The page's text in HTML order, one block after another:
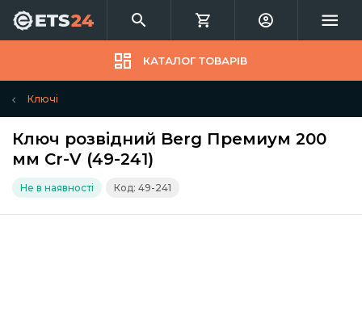
КАТАЛОГ ТОВАРІВ
Ключі
Ключ розвідний Berg Премиум 200
мм Cr-V (49-241)
Не в наявності Код: 49-241